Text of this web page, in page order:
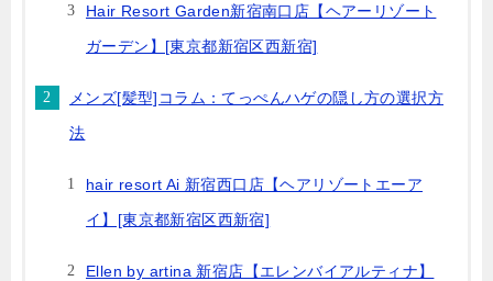
Hair Resort Garden新宿南口店【ヘアーリゾート
ガーデン】[東京都新宿区西新宿]
メンズ[髪型]コラム：てっぺんハゲの隠し方の選択方
法
hair resort Ai 新宿西口店【ヘアリゾートエーア
イ】[東京都新宿区西新宿]
Ellen by artina 新宿店【エレンバイアルティナ】